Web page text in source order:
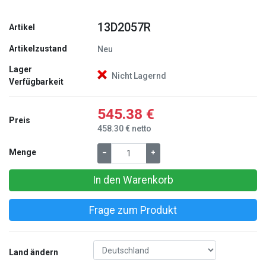
Artikel 13D2057R
Artikelzustand Neu
Lager
Verfügbarkeit
Nicht Lagernd
Preis 545.38 €
458.30 € netto
Menge – +
In den Warenkorb
Frage zum Produkt
Land ändern